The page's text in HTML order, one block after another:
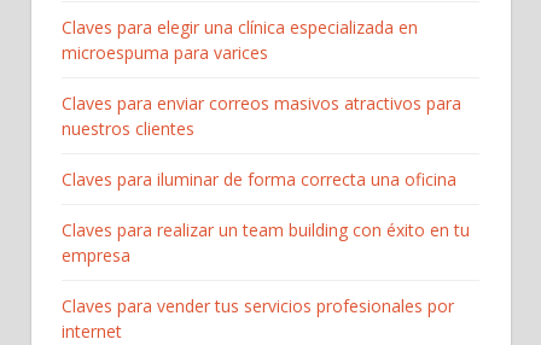
Claves para elegir una clínica especializada en
microespuma para varices
Claves para enviar correos masivos atractivos para
nuestros clientes
Claves para iluminar de forma correcta una oficina
Claves para realizar un team building con éxito en tu
empresa
Claves para vender tus servicios profesionales por
internet